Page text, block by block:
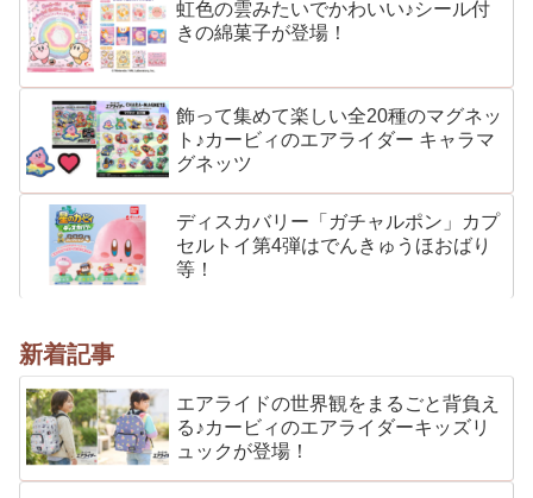
虹色の雲みたいでかわいい♪シール付
きの綿菓子が登場！
飾って集めて楽しい全20種のマグネッ
ト♪カービィのエアライダー キャラマ
グネッツ
ディスカバリー「ガチャルポン」カプ
セルトイ第4弾はでんきゅうほおばり
等！
新着記事
エアライドの世界観をまるごと背負え
る♪カービィのエアライダーキッズリ
ュックが登場！